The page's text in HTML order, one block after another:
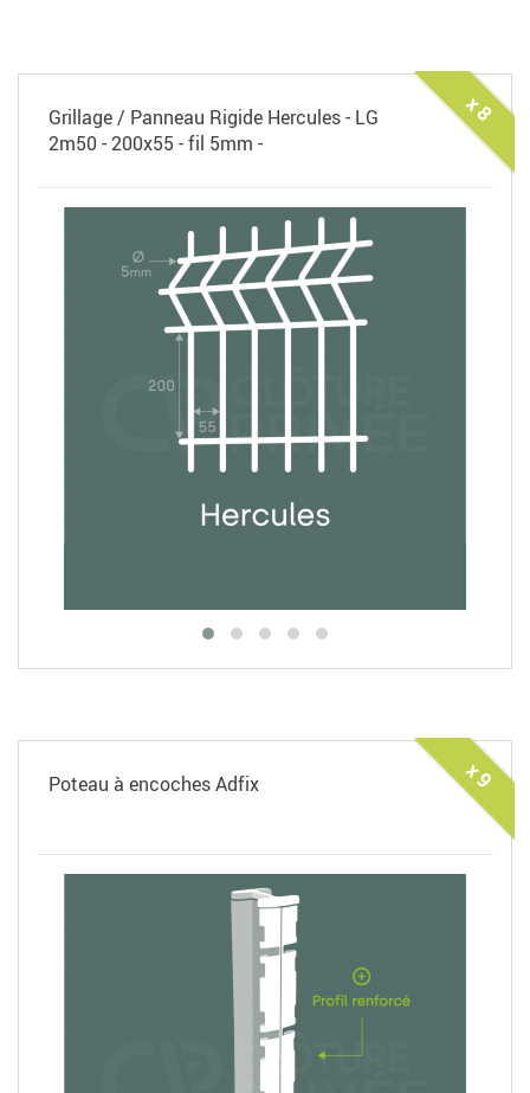
x 8
Grillage / Panneau Rigide Hercules - LG
2m50 - 200x55 - fil 5mm -
x 9
Poteau à encoches Adfix